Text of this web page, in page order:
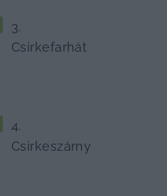
Csirkefarhát
Csirkeszárny